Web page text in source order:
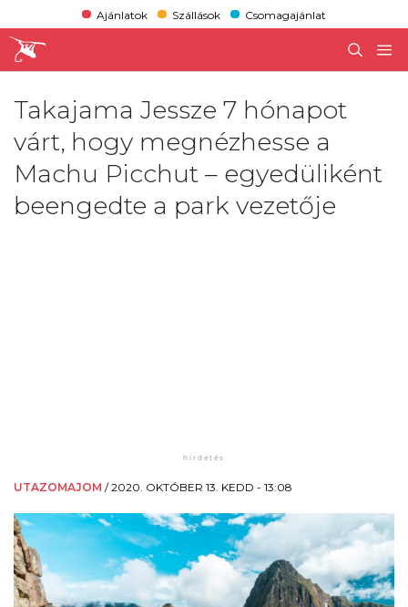
Ajánlatok Szállások Csomagajánlat
Takajama Jessze 7 hónapot
várt, hogy megnézhesse a
Machu Picchut – egyedüliként
beengedte a park vezetője
UTAZOMAJOM /2020. OKTÓBER 13. KEDD - 13:08